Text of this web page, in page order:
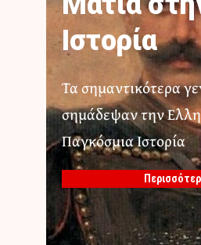
Ιστορία
Τα σημαντικότερα
σημάδεψαν την
Παγκόσμια Ιστορία